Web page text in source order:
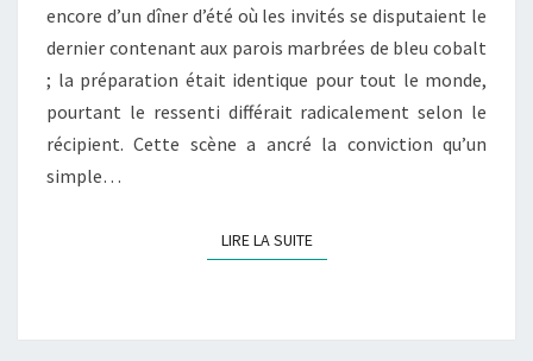
VOS
POKE
BOWLS
encore d’un dîner d’été où les invités se disputaient le
dernier contenant aux parois marbrées de bleu cobalt
; la préparation était identique pour tout le monde,
pourtant le ressenti différait radicalement selon le
récipient. Cette scène a ancré la conviction qu’un
simple…
LIRE LA SUITELIRE LA SUITE